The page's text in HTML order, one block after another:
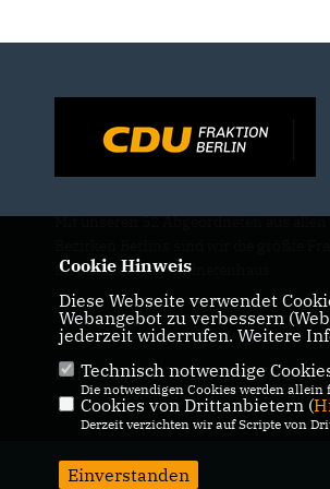
Mit unseren 52 Abgeordneten aus allen
im Berliner Abgeordnetenhaus.
IMPRESSUM DATENSCHUTZ
Cookie Hinweis
Diese Webseite verwendet
Webangebot zu verbessern
jederzeit widerrufen. Weitere
Technisch notwendige
Die notwendigen Cookies werden allein
Cookies von Drittanbietern (
Derzeit verzichten wir auf Scripte von
Einverstanden